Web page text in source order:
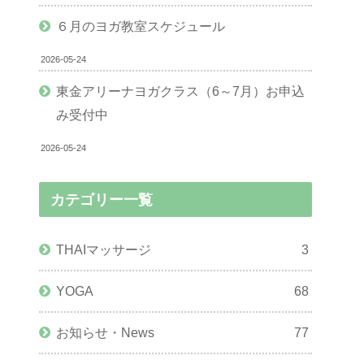
６月のヨガ教室スケジュール
2026-05-24
東金アリーナヨガクラス（6～7月）お申込
み受付中
2026-05-24
カテゴリー一覧
THAIマッサージ 3
YOGA 68
お知らせ・News 77